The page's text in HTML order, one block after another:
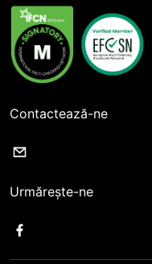
Contactează-ne
Urmărește-ne